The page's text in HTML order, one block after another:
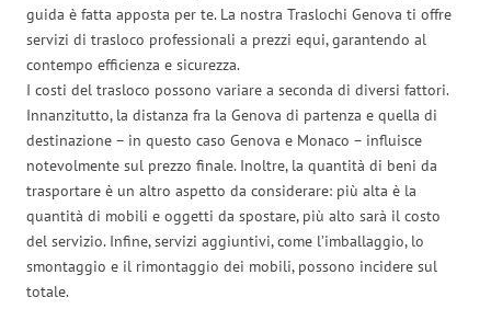
guida è fatta apposta per te. La nostra Traslochi Genova ti offre
servizi di trasloco professionali a prezzi equi, garantendo al
contempo efficienza e sicurezza.
I costi del trasloco possono variare a seconda di diversi fattori.
Innanzitutto, la distanza fra la Genova di partenza e quella di
destinazione – in questo caso Genova e Monaco – influisce
notevolmente sul prezzo finale. Inoltre, la quantità di beni da
trasportare è un altro aspetto da considerare: più alta è la
quantità di mobili e oggetti da spostare, più alto sarà il costo
del servizio. Infine, servizi aggiuntivi, come l’imballaggio, lo
smontaggio e il rimontaggio dei mobili, possono incidere sul
totale.